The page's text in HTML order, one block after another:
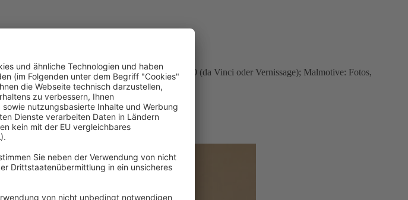
und Papier; Haarpinsel Nr 2,6,12,20 (da Vinci oder Vernissage); Malmotive: Fotos,